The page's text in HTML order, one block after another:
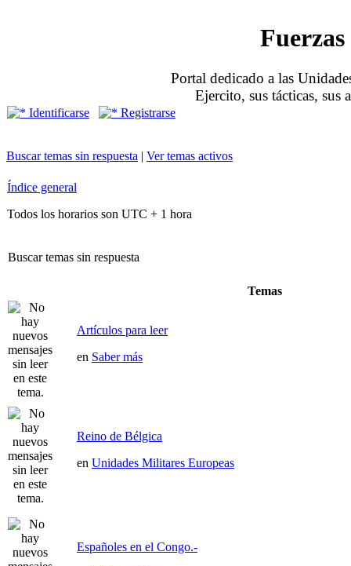
Portal dedicado a las
Ejercito, sus tácticas, sus
Identificarse Registrarse
Buscar temas sin respuesta | Ver temas activos
Índice general
Todos los horarios son UTC + 1 hora
Buscar temas sin respuesta
Temas
Artículos para leer
en Saber más
Reino de Bélgica
en Unidades Militares Europeas
Españoles en el Congo.-